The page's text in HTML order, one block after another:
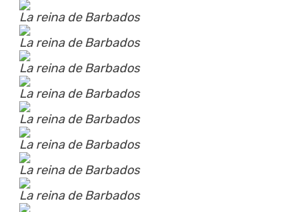
La reina de Barbados
La reina de Barbados
La reina de Barbados
La reina de Barbados
La reina de Barbados
La reina de Barbados
La reina de Barbados
La reina de Barbados